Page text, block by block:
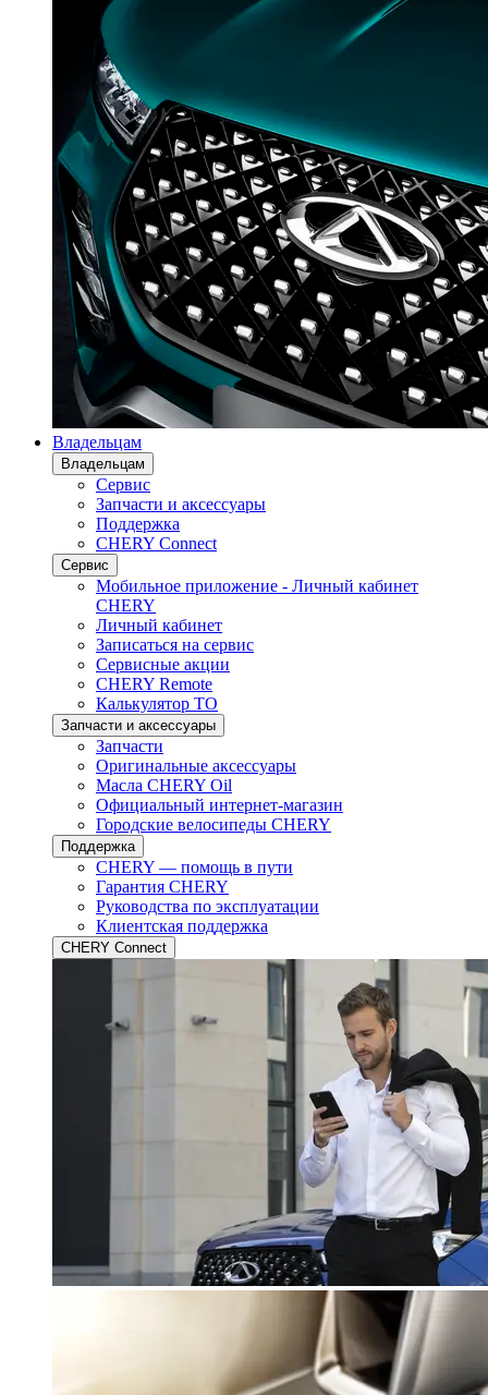
Владельцам
Владельцам
Сервис
Запчасти и аксессуары
Поддержка
CHERY Connect
Сервис
Мобильное приложение - Личный кабинет
CHERY
Личный кабинет
Записаться на сервис
Сервисные акции
CHERY Remote
Калькулятор ТО
Запчасти и аксессуары
Запчасти
Оригинальные аксессуары
Масла CHERY Oil
Официальный интернет-магазин
Городские велосипеды CHERY
Поддержка
CHERY — помощь в пути
Гарантия CHERY
Руководства по эксплуатации
Клиентская поддержка
CHERY Connect